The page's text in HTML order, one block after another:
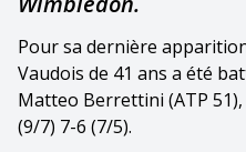
Pour sa dernière
Vaudois de 41 ans a été
Matteo Berrettini (ATP
(9/7) 7-6 (7/5).